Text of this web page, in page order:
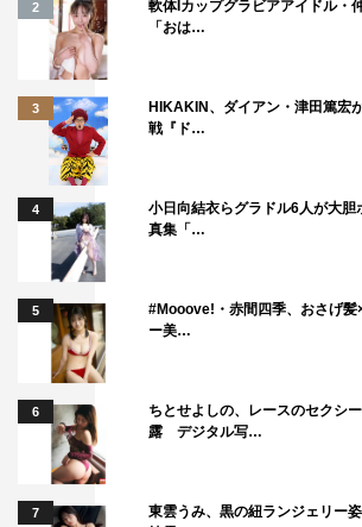
っていきます」と意気込んだ。
平野は「今はこの舞台を大成功させた
一番。それと、グループとしても、個
そして、いろんな先輩方がいるので、
中を見て、いろんなことを勉強して、
できるようなKing & Princeで入れたら
年毎年いろんな経験をさせていただい
子で、個々の名前もどんどん広がってい
にしたいな」と。 髙橋海人は「King &
目になるんですけど、この２年間です
新しい経験をたくさんさせていただい
って思うことをこれからもどんどんやら
なと思ってます」と意気込んだ。
最後に髙橋海人の掛け声とともに「
2
軟体Iカップグラビアアイドル・
「おは…
3
HIKAKIN、ダイアン・津田篤宏
戦『ド…
4
小日向結衣らグラドル6人が大胆
真集「…
5
#Mooove!・赤間四季、おさげ髪
ー美…
6
ちとせよしの、レースのセクシ
露 デジタル写…
7
東雲うみ、黒の紐ランジェリー